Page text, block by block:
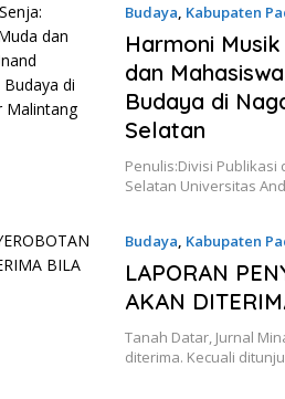
Budaya, Kabupaten
2025
Harmoni
dan
Budaya di
Selatan
Penulis:Divisi Publikasi
Selatan Universitas
Budaya, Kabupaten
17 Juni 2025
LAPORAN
AKAN
Tanah Datar, Jurnal
diterima. Kecuali